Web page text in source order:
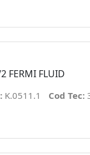
FERMI FLUID
K.0511.1 Cod Tec: